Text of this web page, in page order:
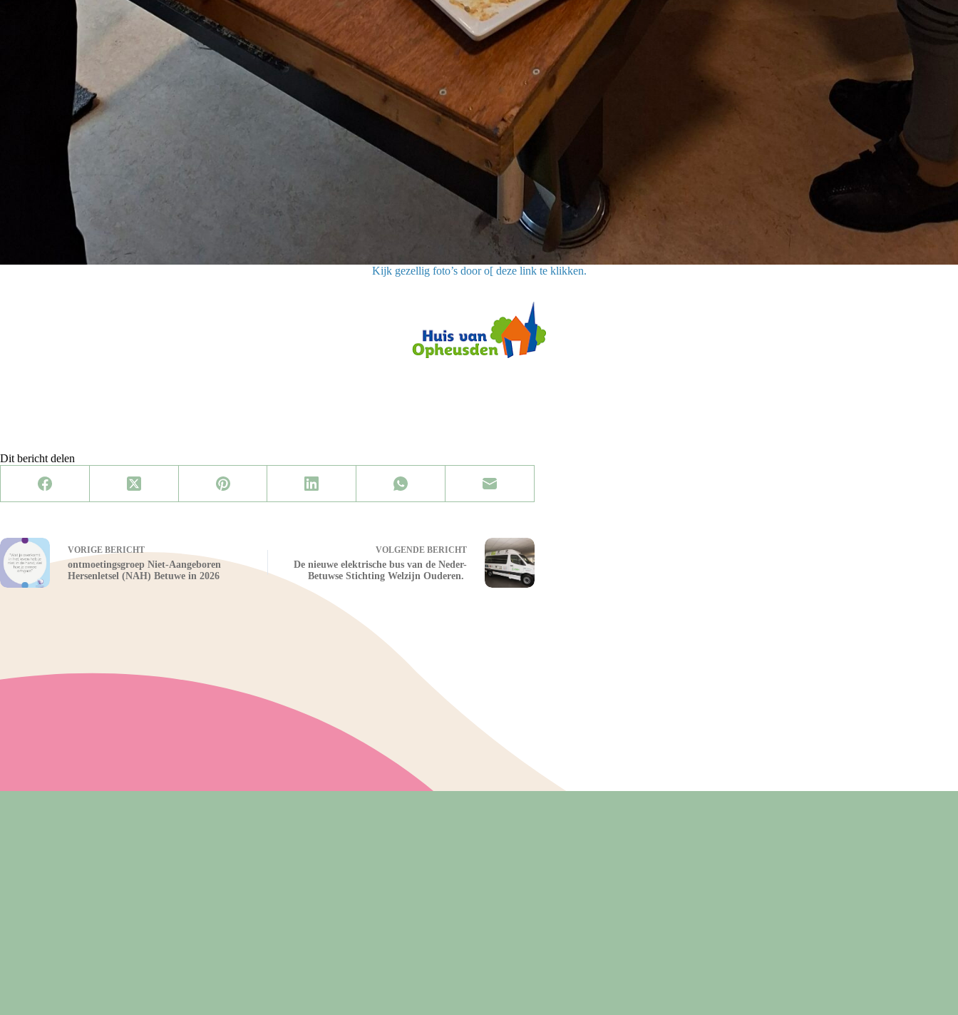
Kijk gezellig foto’s door o[ deze link te klikken.
Dit bericht delen
VORIGE BERICHT
ontmoetingsgroep Niet-Aangeboren
Hersenletsel (NAH) Betuwe in 2026
VOLGENDE BERICHT
De nieuwe elektrische bus van de Neder-
Betuwse Stichting Welzijn Ouderen.